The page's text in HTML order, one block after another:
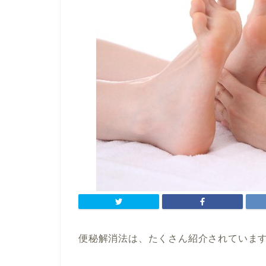
便秘解消法は、たくさん紹介されていま